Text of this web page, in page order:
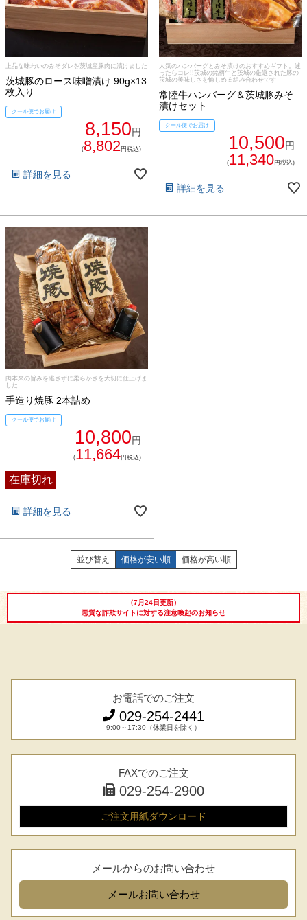
シーン別特集
お中元ギフト
お中元ハムギフ
出産内祝い 結婚内祝い
長寿祝い 高級肉ギフト
LINEギフト
上品な味わいのみそダレを茨城産豚肉に漬けました
茨城豚のロース味噌漬け 90g×13
枚入り
クール便でお届け
8,150円
(8,802円税込)
詳細を見る
人気のハンバーグとみそ漬けのおすすめギフト。迷
ったらコレ!!茨城の銘柄牛と茨城の厳選された豚の
茨城の美味しさを愉しめる組み合わせです
常陸牛ハンバーグ＆茨城豚みそ
漬けセット
クール便でお届け
10,500円
(11,340円税込)
詳細を見る
肉本来の旨みを逃さずに柔らかさを大切に仕上げま
した
手造り焼豚 2本詰め
クール便でお届け
10,800円
(11,664円税込)
在庫切れ
詳細を見る
並び替え 価格が安い順 価格が高い順
（7月24日更新）
悪質な詐欺サイトに対する注意喚起のお知らせ
お電話でのご注文
029-254-2441
9:00～17:30（休業日を除く）
FAXでのご注文
029-254-2900
ご注文用紙ダウンロード
メールからのお問い合わせ
メールお問い合わせ